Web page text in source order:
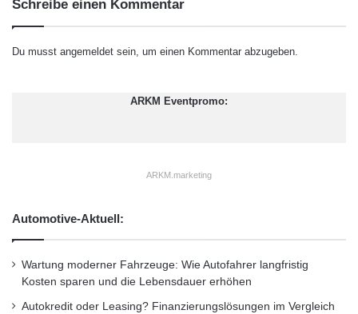
Wechsel verlängert die Lebensdauer des
und Getriebeöl beeinflussen die Funktion
Intervalle ignoriert, riskiert Schäden, die sich
Hochwertige Ersatzteile zahlen
n
i
h
Schreibe einen Kommentar
Du musst angemeldet sein, um einen Kommentar abzugeben.
ARKM Eventpromo:
ARKM.marketing
Automotive-Aktuell:
Wartung moderner Fahrzeuge: Wie Autofahrer langfristig
Kosten sparen und die Lebensdauer erhöhen
Autokredit oder Leasing? Finanzierungslösungen im Vergleich